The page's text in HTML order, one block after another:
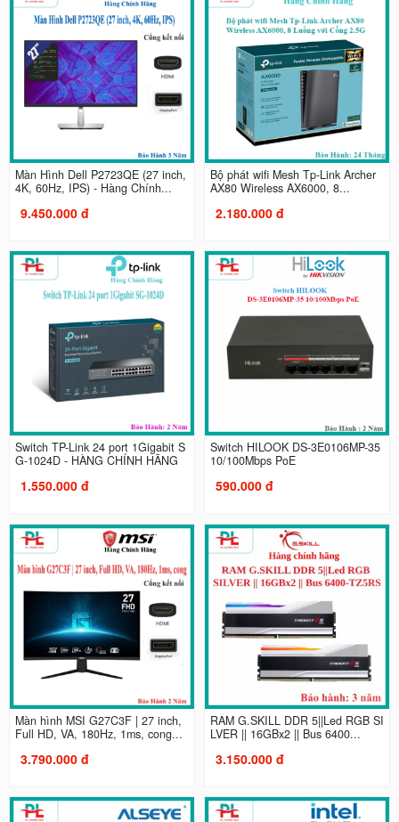
Màn Hình Dell P2723QE (27 inch,
4K, 60Hz, IPS) - Hàng Chính...
9.450.000 đ
Bộ phát wifi Mesh Tp-Link Archer
AX80 Wireless AX6000, 8...
2.180.000 đ
Switch TP-Link 24 port 1Gigabit S
G-1024D - HÀNG CHÍNH HÃNG
1.550.000 đ
Switch HILOOK DS-3E0106MP-35
10/100Mbps PoE
590.000 đ
Màn hình MSI G27C3F | 27 inch,
Full HD, VA, 180Hz, 1ms, cong...
3.790.000 đ
RAM G.SKILL DDR 5||Led RGB SI
LVER || 16GBx2 || Bus 6400...
3.150.000 đ